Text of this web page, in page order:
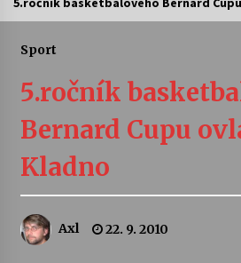
kapkou
30. 7. 2026
Veselí muzikanti
Sport
5.ročník
Bernard Cupu
Kladno
Axl 22. 9. 2010